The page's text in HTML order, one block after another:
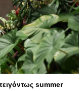
summer